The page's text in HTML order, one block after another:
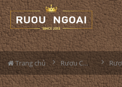
Trang chủ Rượu Courvoisier